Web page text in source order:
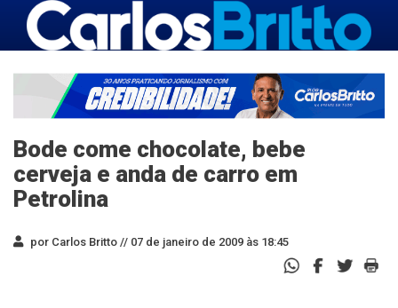
Bode come chocolate, bebe
cerveja e anda de carro em
Petrolina
por Carlos Britto // 07 de janeiro de 2009 às 18:45